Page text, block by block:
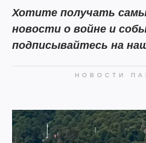
Хотите получать
новости о войне и
подписывайтесь на